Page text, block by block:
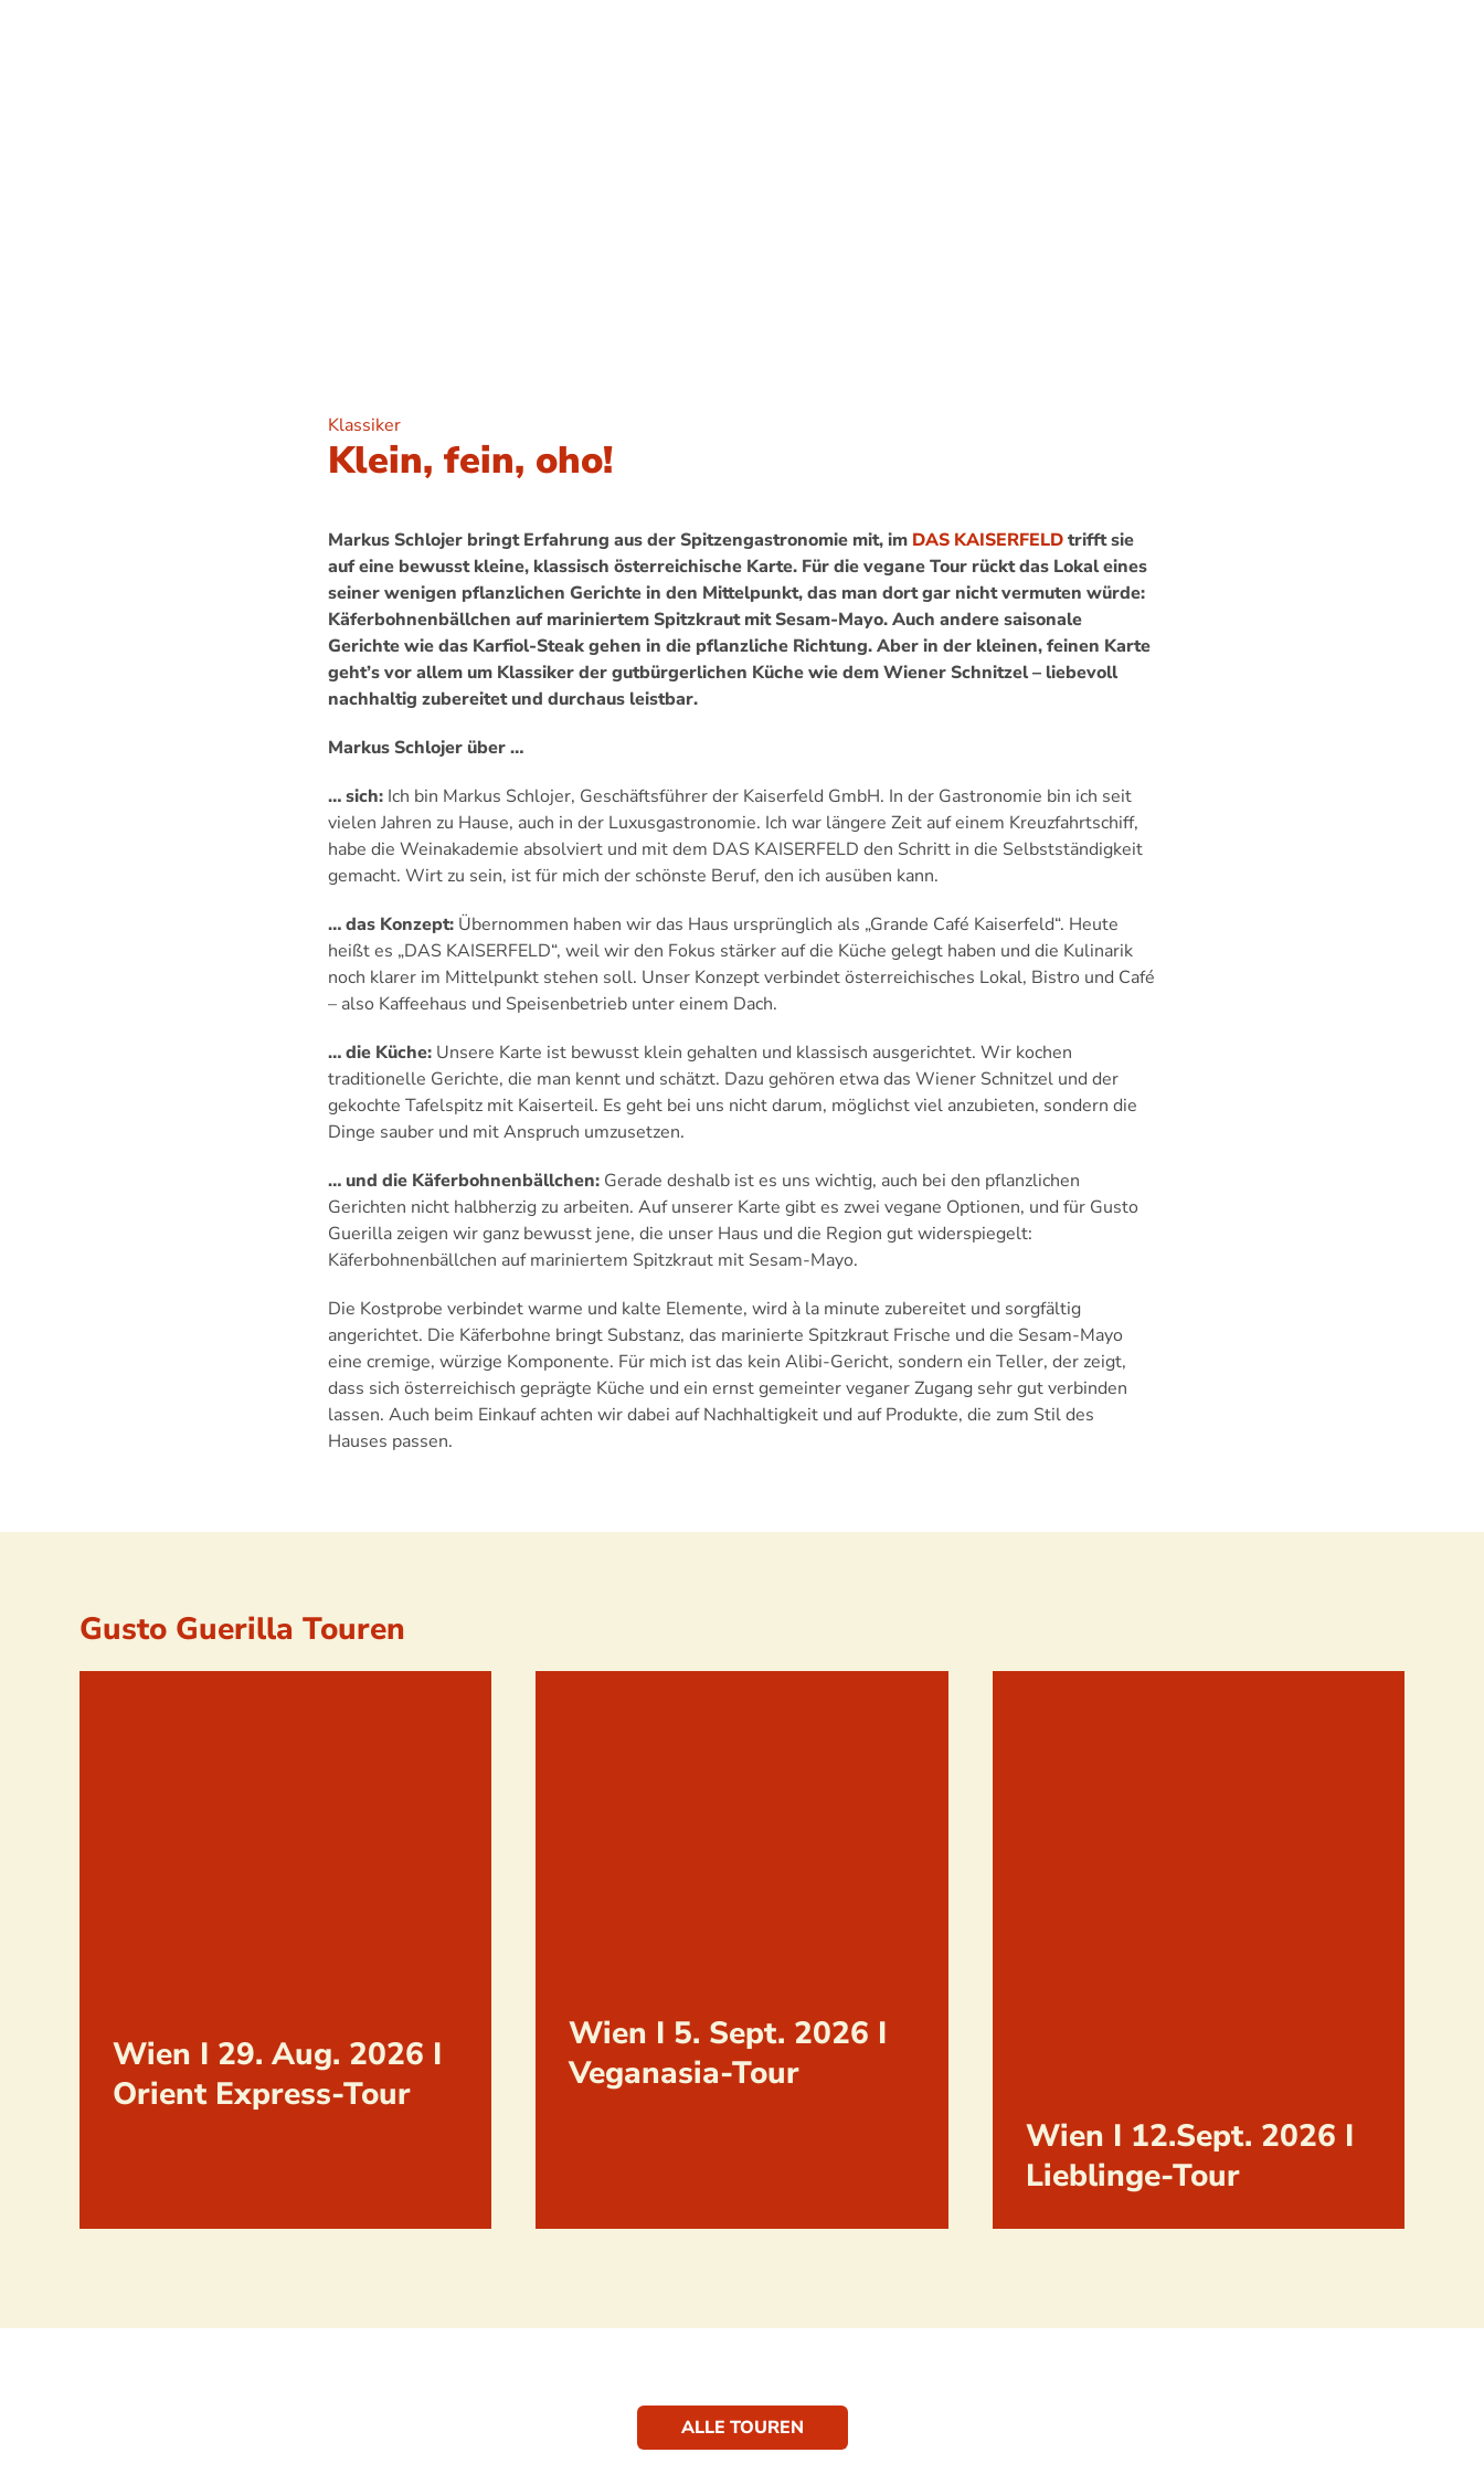
Klassiker
Klein, fein, oho!
Markus Schlojer bringt Erfahrung aus der Spitzengastronomie mit, im DAS KAISERFELDtrifft sie
auf eine bewusst kleine, klassisch österreichische Karte. Für die vegane Tour rückt das Lokal eines
seiner wenigen pflanzlichen Gerichte in den Mittelpunkt, das man dort gar nicht vermuten würde:
Käferbohnenbällchen auf mariniertem Spitzkraut mit Sesam-Mayo. Auch andere saisonale
Gerichte wie das Karfiol-Steak gehen in die pflanzliche Richtung. Aber in der kleinen, feinen Karte
geht’s vor allem um Klassiker der gutbürgerlichen Küche wie dem Wiener Schnitzel – liebevoll
nachhaltig zubereitet und durchaus leistbar.
Markus Schlojer über …
… sich: Ich bin Markus Schlojer, Geschäftsführer der Kaiserfeld GmbH. In der Gastronomie bin ich seit
vielen Jahren zu Hause, auch in der Luxusgastronomie. Ich war längere Zeit auf einem Kreuzfahrtschiff,
habe die Weinakademie absolviert und mit dem DAS KAISERFELD den Schritt in die Selbstständigkeit
gemacht. Wirt zu sein, ist für mich der schönste Beruf, den ich ausüben kann.
… das Konzept: Übernommen haben wir das Haus ursprünglich als „Grande Café Kaiserfeld“. Heute
heißt es „DAS KAISERFELD“, weil wir den Fokus stärker auf die Küche gelegt haben und die Kulinarik
noch klarer im Mittelpunkt stehen soll. Unser Konzept verbindet österreichisches Lokal, Bistro und Café
– also Kaffeehaus und Speisenbetrieb unter einem Dach.
… die Küche: Unsere Karte ist bewusst klein gehalten und klassisch ausgerichtet. Wir kochen
traditionelle Gerichte, die man kennt und schätzt. Dazu gehören etwa das Wiener Schnitzel und der
gekochte Tafelspitz mit Kaiserteil. Es geht bei uns nicht darum, möglichst viel anzubieten, sondern die
Dinge sauber und mit Anspruch umzusetzen.
… und die Käferbohnenbällchen: Gerade deshalb ist es uns wichtig, auch bei den pflanzlichen
Gerichten nicht halbherzig zu arbeiten. Auf unserer Karte gibt es zwei vegane Optionen, und für Gusto
Guerilla zeigen wir ganz bewusst jene, die unser Haus und die Region gut widerspiegelt:
Käferbohnenbällchen auf mariniertem Spitzkraut mit Sesam-Mayo.
Die Kostprobe verbindet warme und kalte Elemente, wird à la minute zubereitet und sorgfältig
angerichtet. Die Käferbohne bringt Substanz, das marinierte Spitzkraut Frische und die Sesam-Mayo
eine cremige, würzige Komponente. Für mich ist das kein Alibi-Gericht, sondern ein Teller, der zeigt,
dass sich österreichisch geprägte Küche und ein ernst gemeinter veganer Zugang sehr gut verbinden
lassen. Auch beim Einkauf achten wir dabei auf Nachhaltigkeit und auf Produkte, die zum Stil des
Hauses passen.
Gusto Guerilla Touren
Wien I 29. Aug. 2026 I
Orient Express-Tour
Wien I 5. Sept. 2026 I
Veganasia-Tour
Wien I 12.Sept. 2026 I
Lieblinge-Tour
ALLE TOUREN